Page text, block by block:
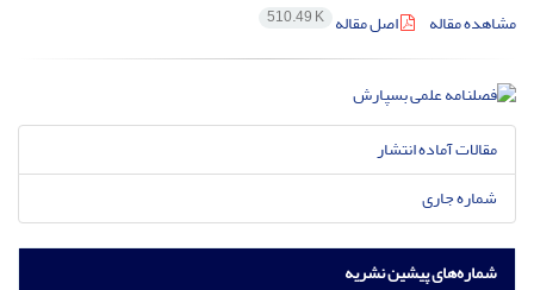
مشاهده مقاله
اصل مقاله 510.49 K
مقالات آماده انتشار
شماره جاری
شماره‌های پیشین نشریه